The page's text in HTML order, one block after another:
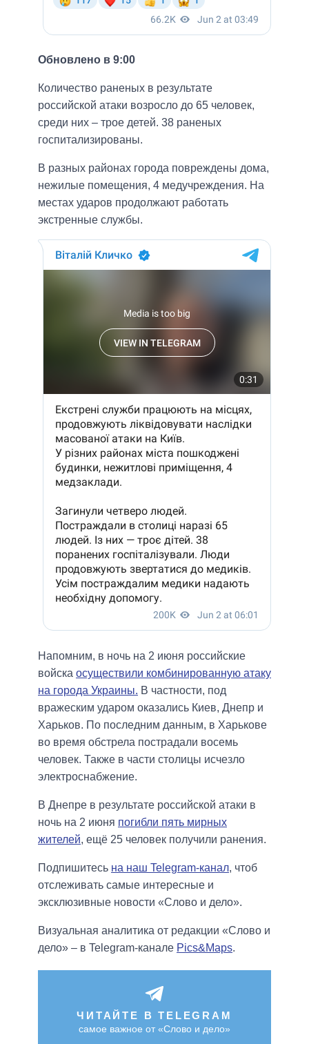
Обновлено в 9:00
Количество раненых в результате
российской атаки возросло до 65 человек,
среди них – трое детей. 38 раненых
госпитализированы.
В разных районах города повреждены дома,
нежилые помещения, 4 медучреждения. На
местах ударов продолжают работать
экстренные службы.
Напомним, в ночь на 2 июня российские
войска осуществили комбинированную атаку
на города Украины. В частности, под
вражеским ударом оказались Киев, Днепр и
Харьков. По последним данным, в Харькове
во время обстрела пострадали восемь
человек. Также в части столицы исчезло
электроснабжение.
В Днепре в результате российской атаки в
ночь на 2 июня погибли пять мирных
жителей, ещё 25 человек получили ранения.
Подпишитесь на наш Telegram-канал, чтоб
отслеживать самые интересные и
эксклюзивные новости «Слово и дело».
Визуальная аналитика от редакции «Слово и
дело» – в Telegram-канале Pics&Maps.
ЧИТАЙТЕ В TELEGRAM
самое важное от «Слово и дело»